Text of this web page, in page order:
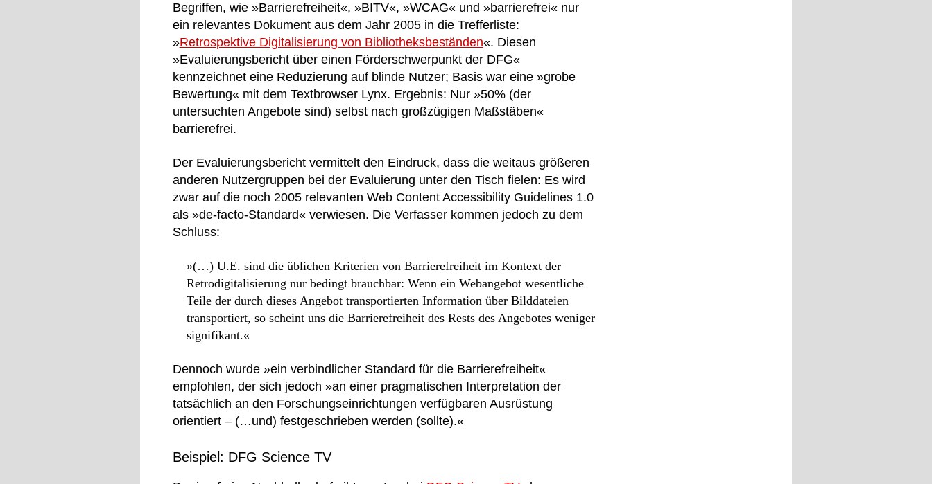
Begriffen, wie »Barrierefreiheit«, »BITV«, »WCAG« und »barrierefrei« nur
ein relevantes Dokument aus dem Jahr 2005 in die Trefferliste:
»Retrospektive Digitalisierung von Bibliotheksbeständen«. Diesen
»Evaluierungsbericht über einen Förderschwerpunkt der DFG«
kennzeichnet eine Reduzierung auf blinde Nutzer; Basis war eine »grobe
Bewertung« mit dem Textbrowser Lynx. Ergebnis: Nur »50% (der
untersuchten Angebote sind) selbst nach großzügigen Maßstäben«
barrierefrei.
Der Evaluierungsbericht vermittelt den Eindruck, dass die weitaus größeren
anderen Nutzergruppen bei der Evaluierung unter den Tisch fielen: Es wird
zwar auf die noch 2005 relevanten Web Content Accessibility Guidelines 1.0
als »de-facto-Standard« verwiesen. Die Verfasser kommen jedoch zu dem
Schluss:
»(…) U.E. sind die üblichen Kriterien von Barrierefreiheit im Kontext der
Retrodigitalisierung nur bedingt brauchbar: Wenn ein Webangebot wesentliche
Teile der durch dieses Angebot transportierten Information über Bilddateien
transportiert, so scheint uns die Barrierefreiheit des Rests des Angebotes weniger
signifikant.«
Dennoch wurde »ein verbindlicher Standard für die Barrierefreiheit«
empfohlen, der sich jedoch »an einer pragmatischen Interpretation der
tatsächlich an den Forschungseinrichtungen verfügbaren Ausrüstung
orientiert – (…und) festgeschrieben werden (sollte).«
Beispiel: DFG Science TV